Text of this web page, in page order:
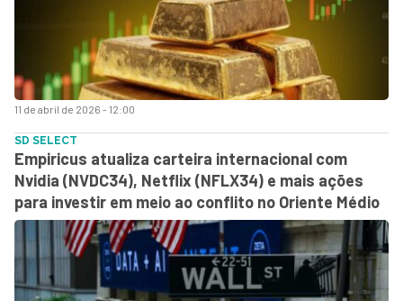
11 de abril de 2026 - 12:00
SD SELECT
Empiricus atualiza carteira internacional com
Nvidia (NVDC34), Netflix (NFLX34) e mais ações
para investir em meio ao conflito no Oriente Médio